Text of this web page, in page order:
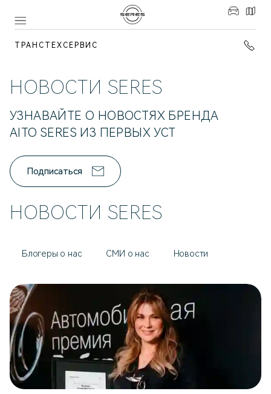
ТРАНСТЕХСЕРВИС
НОВОСТИ SERES
Блогеры о нас СМИ о нас Новости
НОВОСТИ SERES
УЗНАВАЙТЕ О НОВОСТЯХ БРЕНДА
AITO SERES ИЗ ПЕРВЫХ УСТ
Подписаться